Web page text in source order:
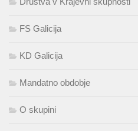
FS Galicija
KD Galicija
Mandatno obdobje
O skupini